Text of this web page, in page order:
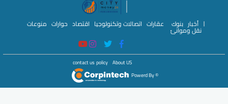
أخبار بنوك عقارات اتصالات وتكنولوجيا اقتصاد حوارات منوعات
نقل وموانئ
About US
policy
contact us
© Powerd By